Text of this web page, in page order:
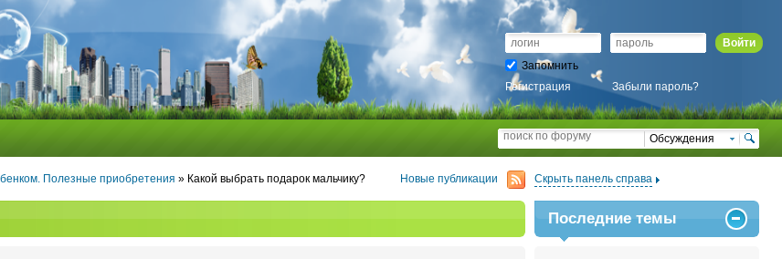
Войти
Запомнить
Регистрация
Забыли пароль?
Обсуждения
Полезные приобретения » Какой выбрать подарок мальчику? Новые публикации Скрыть панель справа
Последние темы